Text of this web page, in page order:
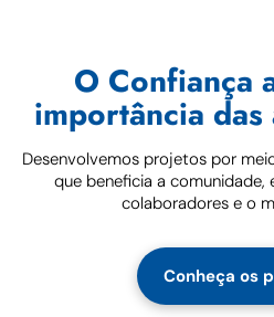
O Confiança
importância das
Desenvolvemos projetos por
que beneficia a comunidade,
colaboradores e o
Conheça os